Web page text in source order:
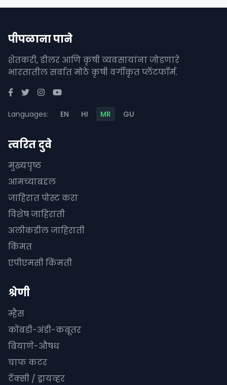
पीपळाना पाने
शेतकरी, डीलर आणि कृषी व्यवसायांना जोडणारे
भारतातील सर्वात मोठे कृषी वर्गीकृत प्लॅटफॉर्म.
Languages: EN HI MR GU
त्वरित दुवे
मुख्यपृष्ठ
आमच्याबद्दल
जाहिरात पोस्ट करा
विशेष जाहिराती
अलीकडील जाहिराती
किंमत
एपीएमसी किंमती
श्रेणी
म्हैस
कोंबडी-अंडी-कबूतर
बियाणे-औषध
चाफ कटर
टॅक्सी / ड्रायव्हर